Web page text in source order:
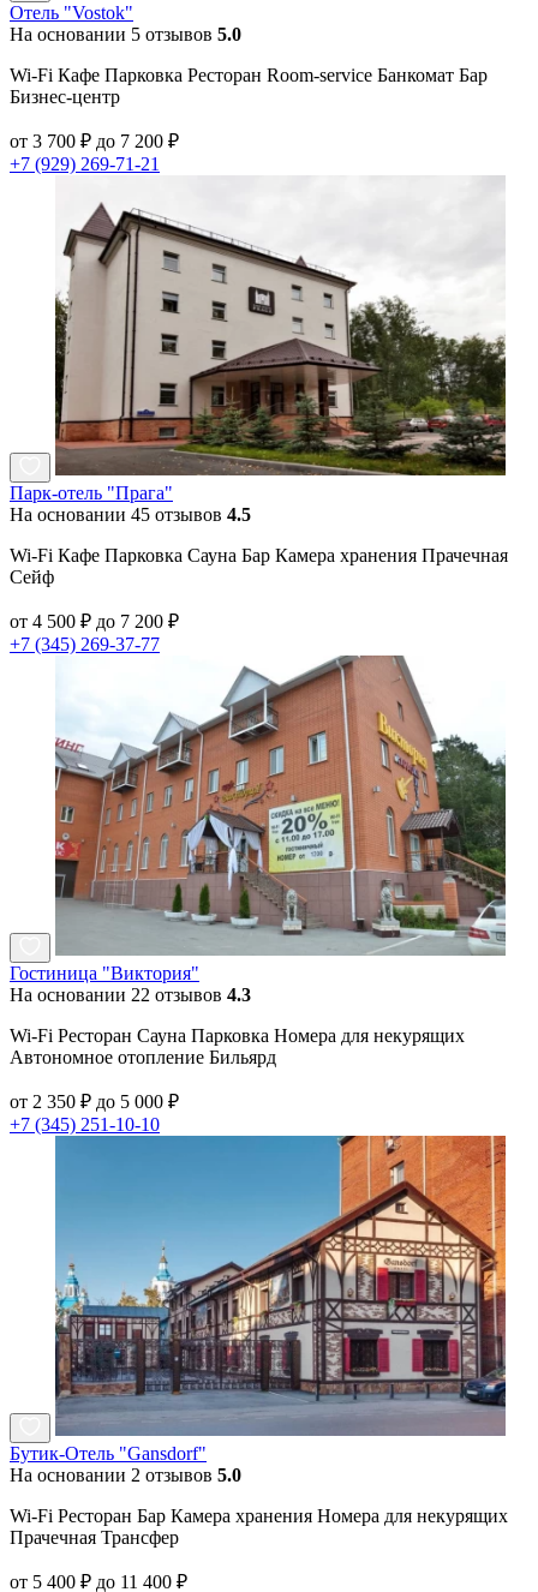
Отель "Vostok"
На основании 5 отзывов 5.0
Wi-Fi Кафе Парковка Ресторан Room-service Банкомат Бар
Бизнес-центр
от 3 700 ₽ до 7 200 ₽
+7 (929) 269-71-21
Парк-отель "Прага"
На основании 45 отзывов 4.5
Wi-Fi Кафе Парковка Сауна Бар Камера хранения Прачечная
Сейф
от 4 500 ₽ до 7 200 ₽
+7 (345) 269-37-77
Гостиница "Виктория"
На основании 22 отзывов 4.3
Wi-Fi Ресторан Сауна Парковка Номера для некурящих
Автономное отопление Бильярд
от 2 350 ₽ до 5 000 ₽
+7 (345) 251-10-10
Бутик-Отель "Gansdorf"
На основании 2 отзывов 5.0
Wi-Fi Ресторан Бар Камера хранения Номера для некурящих
Прачечная Трансфер
от 5 400 ₽ до 11 400 ₽